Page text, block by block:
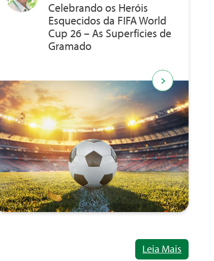
Celebrando os Heróis
Esquecidos da FIFA World
Cup 26 – As Superfícies de
Gramado
Leia Mais